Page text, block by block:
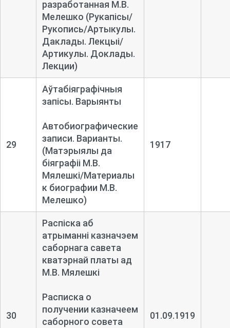
разработанная М.В.
Мелешко (Рукапісы/
Рукопись/Артыкулы.
Даклады. Лекцыі/
Артикулы. Доклады.
Лекции)
29
Аўтабіяграфічныя
запісы. Варыянты
Автобиографические
записи. Варианты.
(Матэрыялы да
біяграфіі М.В.
Мялешкі/Материалы
к биографии М.В.
Мелешко)
1917
30
Распіска аб
атрыманні казначэем
саборнага савета
кватэрнай платы ад
М.В. Мялешкі
Расписка о
получении казначеем
саборного совета
01.09.1919